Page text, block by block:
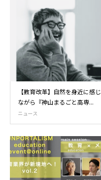
【教育改革】自然を身近に感じ
ながら『神山まるごと高専...
ニュース